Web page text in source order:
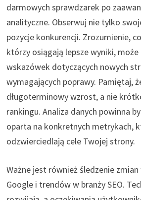
darmowych sprawdzarek po
analityczne. Obserwuj nie tylko
pozycje konkurencji. Zrozumienie,
którzy osiągają lepsze wyniki,
wskazówek dotyczących nowych
wymagających poprawy. Pamiętaj,
długoterminowy wzrost, a nie
rankingu. Analiza danych powinna
oparta na konkretnych metrykach,
odzwierciedlają cele Twojej strony.
Ważne jest również śledzenie
Google i trendów w branży SEO.